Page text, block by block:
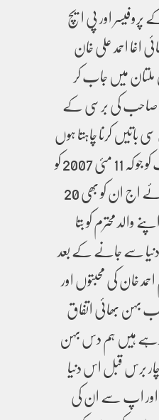
اور پی ایچ
اغا احمد علی خان
میں جاب کر
کی برسی کے
کرنا چاہتا ہوں
وہ یہ کہ اپنے والد صاحب کو جو کہ 11 مئی 2007 کو
اس دنیا سے رخصت ہوئے اج ان کو بھی 20
محترم کو بتا
سے جانے کے بعد
خان کی محبتوں اور
بہن بھائی اتفاق
ہیں ہم دس بہن
برس قبل اس دنیا
اپ سے ان کی